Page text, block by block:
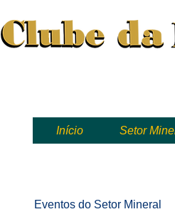
Início Setor
Eventos do Setor Mineral